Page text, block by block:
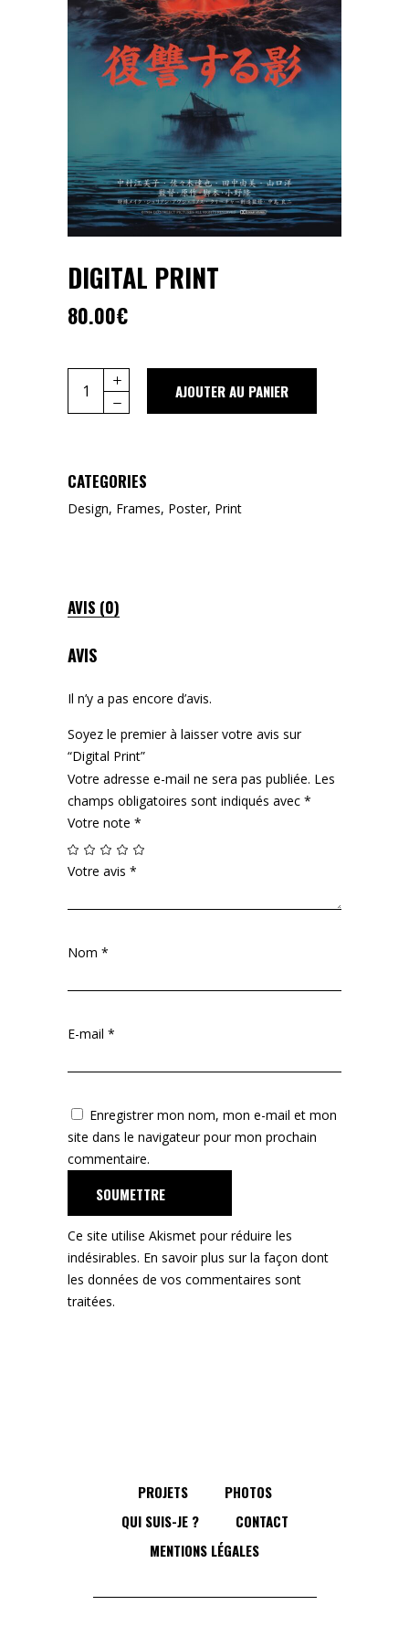
DIGITAL PRINT
80.00€
Print
AJOUTER AU PANIER
CATEGORIES
Design, Frames, Poster, Print
AVIS (0)
AVIS
Il n’y a pas encore d’avis.
Soyez le premier à laisser votre avis sur
“Digital Print”
Votre adresse e-mail ne sera pas publiée. Les
champs obligatoires sont indiqués avec *
Votre note *
Votre avis *
Nom *
E-mail *
Enregistrer mon nom, mon e-mail et mon
site dans le navigateur pour mon prochain
commentaire.
Ce site utilise Akismet pour réduire les
indésirables. En savoir plus sur la façon dont
les données de vos commentaires sont
traitées.
PROJETS
PHOTOS
QUI SUIS-JE ?
CONTACT
MENTIONS LÉGALES